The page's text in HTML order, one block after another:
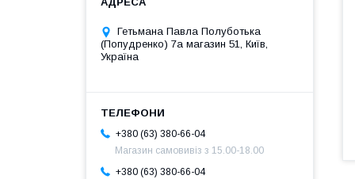
Гетьмана Павла Полуботька
(Попудренко) 7а магазин 51, Київ,
Україна
+380 (63) 380-66-04
Магазин самовивіз з 15.00-18.00
+380 (63) 380-66-04